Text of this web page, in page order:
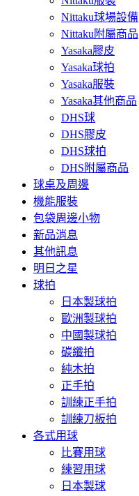
Nittaku球場設備
Nittaku附屬商品
Yasaka膠皮
Yasaka球拍
Yasaka服裝
Yasaka其他商品
DHS球
DHS膠皮
DHS球拍
DHS附屬商品
球桌及周邊
機能服裝
包袋周邊小物
新品消息
其他訊息
明日之星
球拍
日本製球拍
歐洲製球拍
中國製球拍
碳纖拍
純木拍
正手拍
訓練正手拍
訓練刀板拍
各式用球
比賽用球
練習用球
日本製球